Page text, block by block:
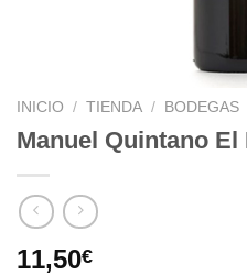
INICIO / TIENDA / BODEGAS
Manuel Quintano El
11,50€